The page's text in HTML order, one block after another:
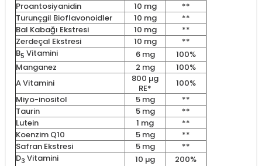
Proantosiyanidin
10 mg
**
Turunçgil Bioflavonoidler
10 mg
**
Bal Kabağı Ekstresi
10 mg
**
Zerdeçal Ekstresi
10 mg
**
B5 Vitamini 6 mg
100%
Manganez
2 mg
100%
A Vitamini
800 µg
RE*
100%
Miyo-inositol
5 mg
**
Taurin
5 mg
**
Lutein
1 mg
**
Koenzim Q10
5 mg
**
Safran Ekstresi
5 mg
**
D3 Vitamini 10 µg
200%